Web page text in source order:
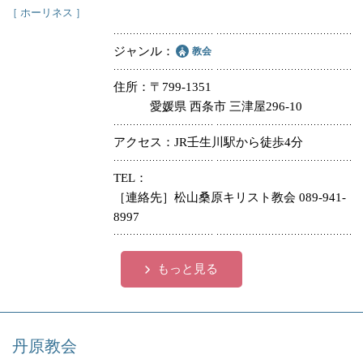
［ ホーリネス ］
ジャンル 教会
住所
〒799-1351
愛媛県 西条市 三津屋296-10
アクセス JR壬生川駅から徒歩4分
TEL
［連絡先］松山桑原キリスト教会 089-941-
8997
もっと見る
丹原教会